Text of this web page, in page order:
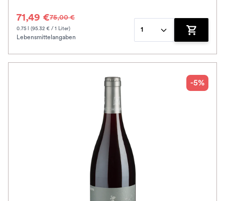
71,49 €75,00 €
0.75 l (95.32 € / 1 Liter)
Lebensmittelangaben
1
Zum
-5%